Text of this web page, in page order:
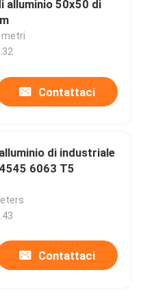
alluminio 50x50 di
metri
Contattaci
di industriale
6063 T5
Contattaci